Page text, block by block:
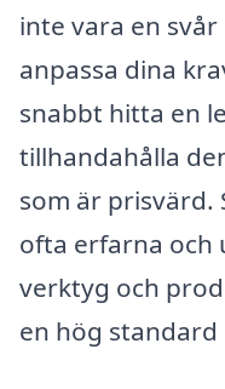
inte vara en
anpassa dina
snabbt hitta en
tillhandahålla
som är
ofta erfarna och
verktyg och
en hög